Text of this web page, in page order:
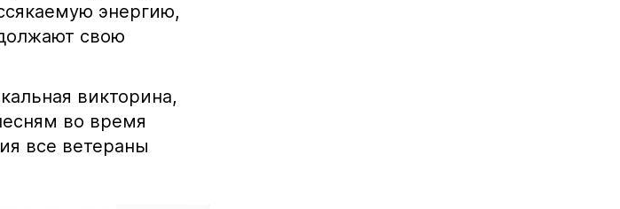
энергию,
свою
викторина,
во время
все ветераны